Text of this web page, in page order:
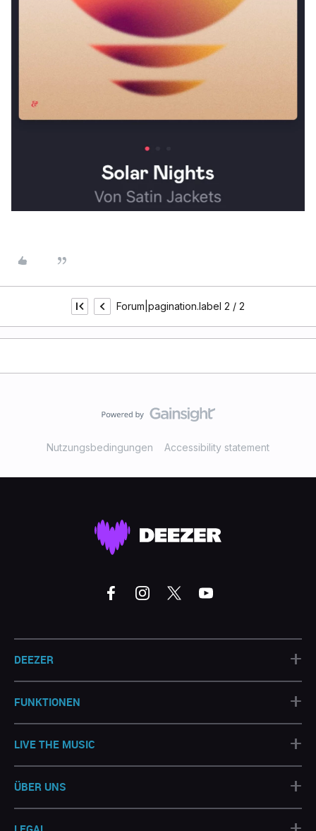
Forum|pagination.label 2 / 2
Nutzungsbedingungen Accessibility statement
DEEZER +
FUNKTIONEN +
LIVE THE MUSIC +
ÜBER UNS +